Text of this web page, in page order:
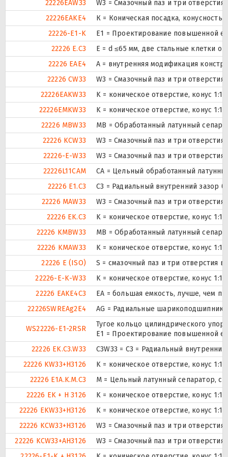
22226EAW33
W3 = Смазочный паз и три
22226EAKE4
К = Коническая посадка, конусность
22226-E1-K
E1 = Проектирование повышенной
22226 E.C3
E = d ≤65 мм, две стальные клетки
22226 EAE4
A = внутренняя модификация
22226 CW33
W3 = Смазочный паз и три
22226EAKW33
K = коническое отверстие, конус
22226EMKW33
K = коническое отверстие, конус
22226 MBW33
MB = Обработанный латунный
22226 KCW33
W3 = Смазочный паз и три
22226-E-W33
W3 = Смазочный паз и три
22226L11CAM
CA = Цельный обработанный
22226 E1.C3
C3 = Радиальный внутренний зазор
22226 MAW33
W3 = Смазочный паз и три
22226 EK.C3
K = коническое отверстие, конус
22226 KMBW33
MB = Обработанный латунный
22226 KMAW33
K = коническое отверстие, конус
22226 E (ISO)
S = смазочный паз и три отверстия
22226-E-K-W33
K = коническое отверстие, конус
22226 EAKE4C3
EA = большая емкость, лучше, чем
22226SWREAg2E4
AG = Радиальные
WS22226-E1-2RSR
Тугое кольцо цилиндрического
E1 = Проектирование повышенной
22226 EK.C3.W33
C3W33 = C3 = Радиальный
22226 KW33+H3126
K = коническое отверстие, конус
22226 E1A.K.M.C3
M = Цельный латунный сепаратор,
22226 EK + H 3126
K = коническое отверстие, конус
22226 EKW33+H3126
K = коническое отверстие, конус
22226 KCW33+H3126
W3 = Смазочный паз и три
22226 KCW33+AH3126
W3 = Смазочный паз и три